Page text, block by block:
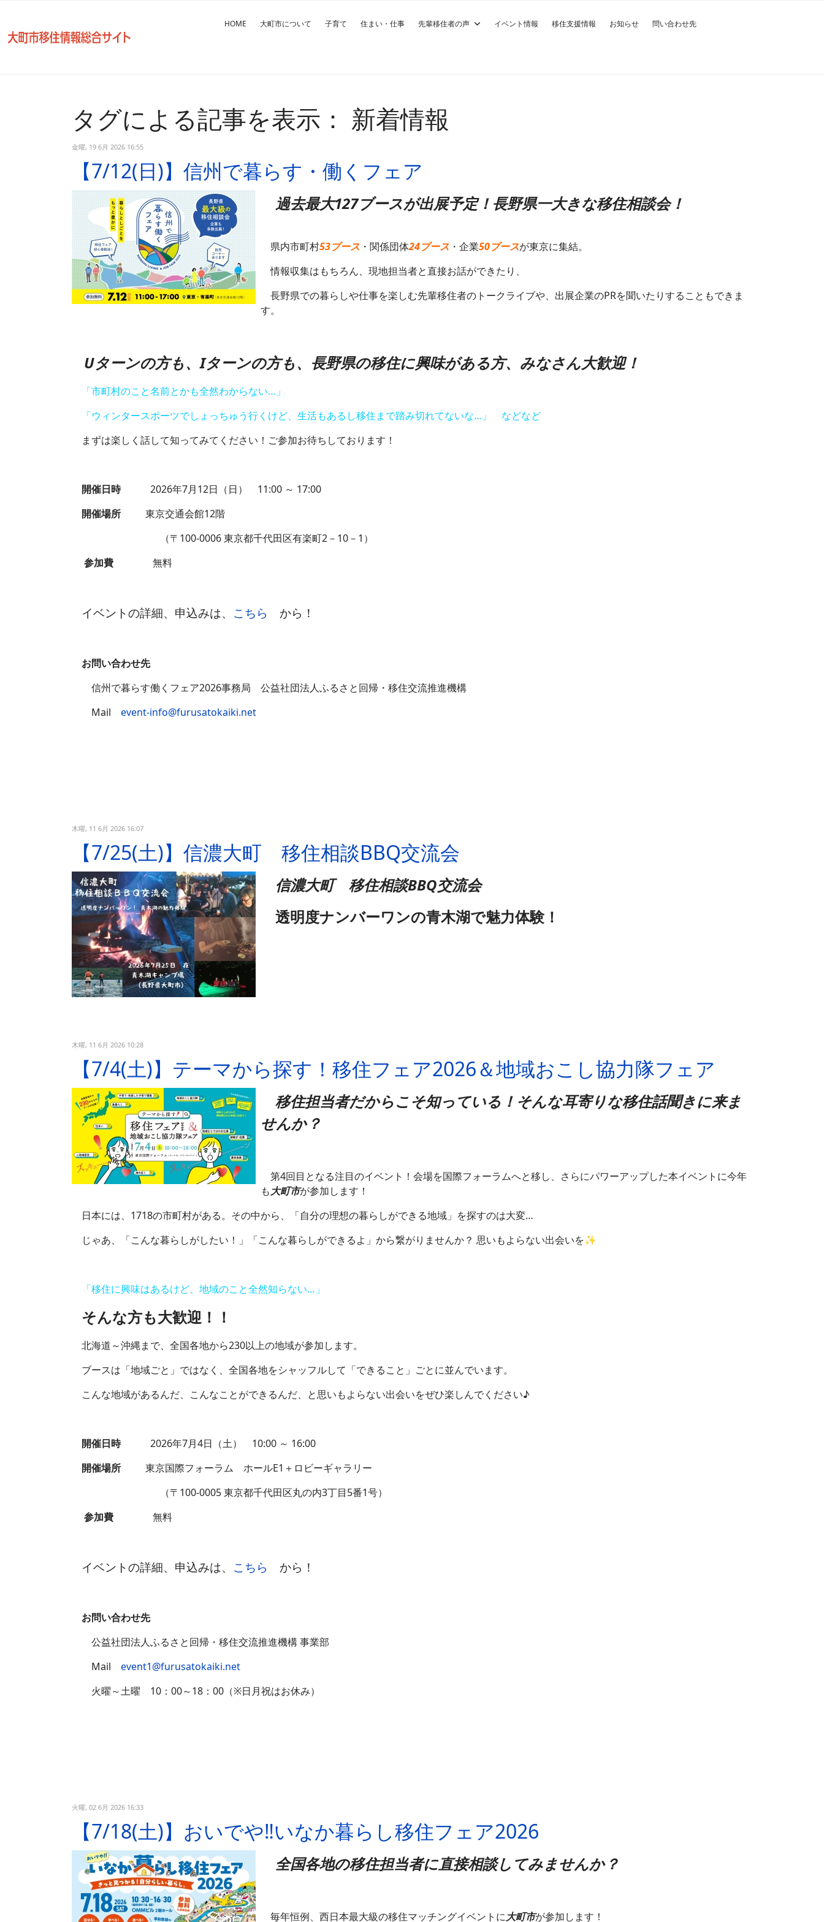
HOME 大町市について 子育て 住まい・仕事 先輩移住者の声 イベント情報 移住支援情報 お知らせ 問い合わせ先
タグによる記事を表示： 新着情報
金曜, 19 6月 2026 16:55
【7/12(日)】信州で暮らす・働くフェア
過去最大127ブースが出展予定！長野県一大きな移住相談会！
県内市町村53ブース ・関係団体24ブース ・企業50ブースが東京に集結。
情報収集はもちろん、現地担当者と直接お話ができたり、
長野県での暮らしや仕事を楽しむ先輩移住者のトークライブや、出展企業のPRを聞いたりすることもできま
す。
Uターンの方も、Iターンの方も、長野県の移住に興味がある方、みなさん大歓迎！
「市町村のこと名前とかも全然わからない…」
「ウィンタースポーツでしょっちゅう行くけど、生活もあるし移住まで踏み切れてないな…」 などなど
まずは楽しく話して知ってみてください！ご参加お待ちしております！
開催日時
2026年7月12日（日） 11:00 ～ 17:00
開催場所
東京交通会館12階
（〒100-0006 東京都千代田区有楽町2－10－1）
参加費
無料
イベントの詳細、申込みは、 こちら から！
お問い合わせ先
信州で暮らす働くフェア2026事務局 公益社団法人ふるさと回帰・移住交流推進機構
Mail event-info@furusatokaiki.net
木曜, 11 6月 2026 16:07
【7/25(土)】信濃大町 移住相談BBQ交流会
信濃大町 移住相談BBQ交流会
透明度ナンバーワンの青木湖で魅力体験！
木曜, 11 6月 2026 10:28
【7/4(土)】テーマから探す！移住フェア2026＆地域おこし協力隊フェア
移住担当者だからこそ知っている！そんな耳寄りな移住話聞きに来ま
せんか？
第4回目となる注目のイベント！会場を国際フォーラムへと移し、さらにパワーアップした本イベントに今年
も大町市が参加します！
日本には、1718の市町村がある。その中から、「自分の理想の暮らしができる地域」を探すのは大変…
じゃあ、「こんな暮らしがしたい！」「こんな暮らしができるよ」から繋がりませんか？ 思いもよらない出会いを✨
「移住に興味はあるけど、地域のこと全然知らない…」
そんな方も大歓迎！！
北海道～沖縄まで、全国各地から230以上の地域が参加します。
ブースは「地域ごと」ではなく、全国各地をシャッフルして「できること」ごとに並んでいます。
こんな地域があるんだ、こんなことができるんだ、と思いもよらない出会いをぜひ楽しんでください♪
開催日時
2026年7月4日（土） 10:00 ～ 16:00
開催場所
東京国際フォーラム ホールE1＋ロビーギャラリー
（〒100-0005 東京都千代田区丸の内3丁目5番1号）
参加費
無料
イベントの詳細、申込みは、 こちら から！
お問い合わせ先
公益社団法人ふるさと回帰・移住交流推進機構 事業部
Mail event1@furusatokaiki.net
火曜～土曜 10：00～18：00（※日月祝はお休み）
火曜, 02 6月 2026 16:33
【7/18(土)】おいでや‼いなか暮らし移住フェア2026
全国各地の移住担当者に直接相談してみませんか？
毎年恒例、西日本最大級の移住マッチングイベントに大町市が参加します！